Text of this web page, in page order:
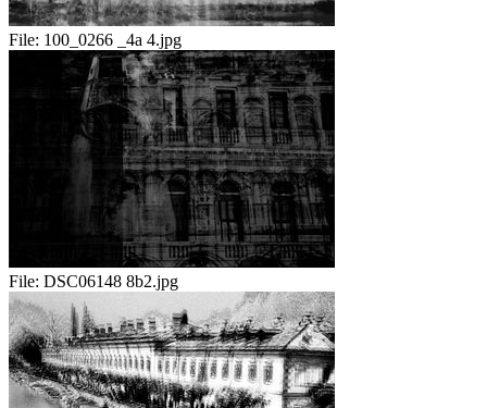
File: 100_0266 _4a 4.jpg
File: DSC06148 8b2.jpg